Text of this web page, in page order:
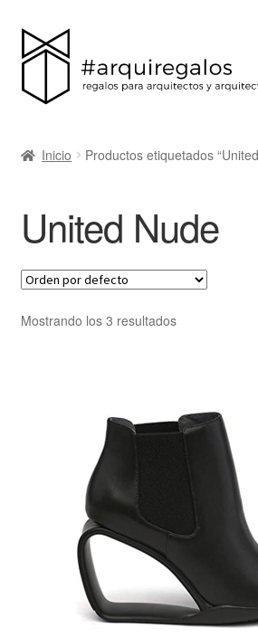
BLACK FRIDAY
Blog
Acerca de ArquiRegalos
Inicio Productos etiquetados
United Nude
Mostrando los 3 resultados